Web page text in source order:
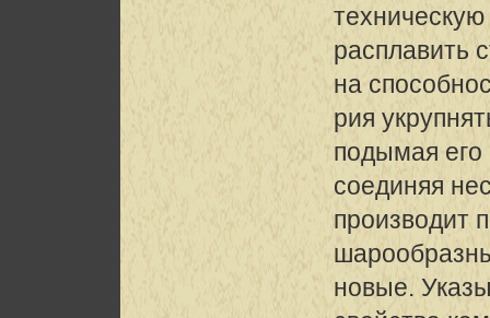
расплавить
на
рия
подымая его
соединяя
производит
новые.